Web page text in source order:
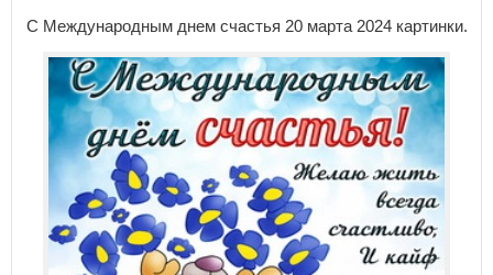
С Международным днем счастья 20 марта 2024 картинки.